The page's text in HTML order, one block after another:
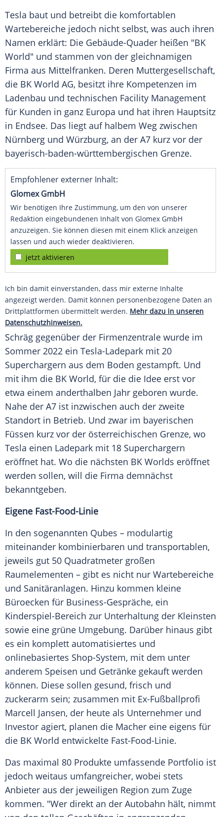
Tesla baut und betreibt die komfortablen
Wartebereiche jedoch nicht selbst, was auch ihren
Namen erklärt: Die Gebäude-Quader heißen "BK
World" und stammen von der gleichnamigen
Firma aus Mittelfranken. Deren Muttergesellschaft,
die BK World AG, besitzt ihre Kompetenzen im
Ladenbau und technischen Facility Management
für Kunden in ganz Europa und hat ihren Hauptsitz
in Endsee. Das liegt auf halbem Weg zwischen
Nürnberg und Würzburg, an der A7 kurz vor der
bayerisch-baden-württembergischen Grenze.
Empfohlener externer Inhalt:
Glomex GmbH
Wir benötigen Ihre Zustimmung, um den von unserer
Redaktion eingebundenen Inhalt von Glomex GmbH
anzuzeigen. Sie können diesen mit einem Klick anzeigen
lassen und auch wieder deaktivieren.
jetzt aktivieren
Ich bin damit einverstanden, dass mir externe Inhalte
angezeigt werden. Damit können personenbezogene Daten an
Drittplattformen übermittelt werden. Mehr dazu in unseren
Datenschutzhinweisen.
Schräg gegenüber der Firmenzentrale wurde im
Sommer 2022 ein Tesla-Ladepark mit 20
Superchargern aus dem Boden gestampft. Und
mit ihm die BK World, für die die Idee erst vor
etwa einem anderthalben Jahr geboren wurde.
Nahe der A7 ist inzwischen auch der zweite
Standort in Betrieb. Und zwar im bayerischen
Füssen kurz vor der österreichischen Grenze, wo
Tesla einen Ladepark mit 18 Superchargern
eröffnet hat. Wo die nächsten BK Worlds eröffnet
werden sollen, will die Firma demnächst
bekanntgeben.
Eigene Fast-Food-Linie
In den sogenannten Qubes – modulartig
miteinander kombinierbaren und transportablen,
jeweils gut 50 Quadratmeter großen
Raumelementen – gibt es nicht nur Wartebereiche
und Sanitäranlagen. Hinzu kommen kleine
Büroecken für Business-Gespräche, ein
Kinderspiel-Bereich zur Unterhaltung der Kleinsten
sowie eine grüne Umgebung. Darüber hinaus gibt
es ein komplett automatisiertes und
onlinebasiertes Shop-System, mit dem unter
anderem Speisen und Getränke gekauft werden
können. Diese sollen gesund, frisch und
zuckerarm sein; zusammen mit Ex-Fußballprofi
Marcell Jansen, der heute als Unternehmer und
Investor agiert, planen die Macher eine eigens für
die BK World entwickelte Fast-Food-Linie.
Das maximal 80 Produkte umfassende Portfolio ist
jedoch weitaus umfangreicher, wobei stets
Anbieter aus der jeweiligen Region zum Zuge
kommen. "Wer direkt an der Autobahn hält, nimmt